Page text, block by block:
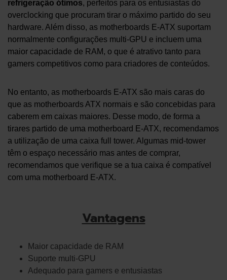
refrigeração ótimos, perfeitos para os entusiastas do
overclocking que procuram tirar o máximo partido do seu
hardware. Além disso, as motherboards E-ATX suportam
normalmente configurações multi-GPU e incluem uma
maior capacidade de RAM, o que é atrativo tanto para
gamers competitivos como para criadores de conteúdos.
No entanto, as motherboards E-ATX são mais caras do
que as motherboards ATX normais e são concebidas para
caberem em caixas maiores. Desse modo, de forma a
tirares partido de uma motherboard E-ATX, recomendamos
a utilização de uma caixa full tower. Algumas mid-tower
têm o espaço necessário mas antes de comprar,
recomendamos que verifique se a tua caixa é compatível
com uma motherboard E-ATX.
Vantagens
Maior capacidade de RAM
Suporte multi-GPU
Adequado para gamers e entusiastas